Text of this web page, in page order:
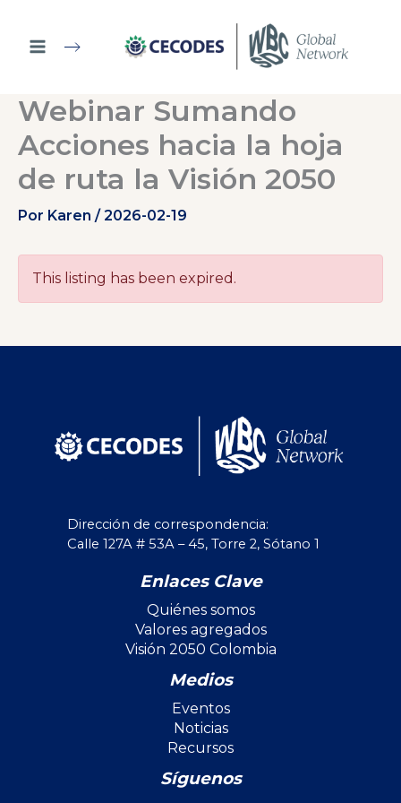
contenido
Webinar Sumando
Acciones hacia la hoja
de ruta la Visión 2050
Por Karen /2026-02-19
This listing has been expired.
Dirección de correspondencia:
Calle 127A # 53A – 45, Torre 2, Sótano 1
Enlaces Clave
Quiénes somos
Valores agregados
Visión 2050 Colombia
Medios
Eventos
Noticias
Recursos
Síguenos